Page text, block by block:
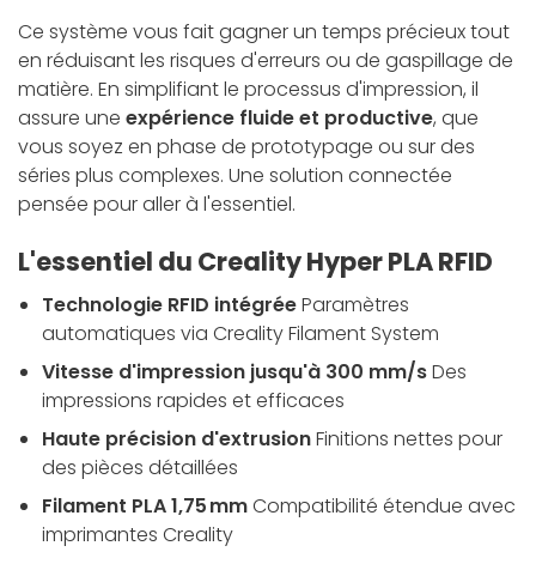
Ce système vous fait gagner un temps précieux tout
en réduisant les risques d'erreurs ou de gaspillage de
matière. En simplifiant le processus d'impression, il
assure une expérience fluide et productive, que
vous soyez en phase de prototypage ou sur des
séries plus complexes. Une solution connectée
pensée pour aller à l'essentiel.
L'essentiel du Creality Hyper PLA RFID
Technologie RFID intégréeParamètres
automatiques via Creality Filament System
Vitesse d'impression jusqu'à 300 mm/sDes
impressions rapides et efficaces
Haute précision d'extrusionFinitions nettes pour
des pièces détaillées
Filament PLA 1,75 mmCompatibilité étendue avec
imprimantes Creality